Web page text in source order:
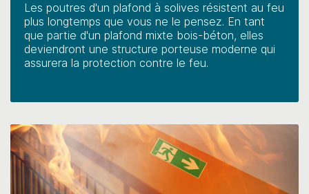
Les poutres d'un plafond à solives résistent au feu
plus longtemps que vous ne le pensez. En tant
que partie d'un plafond mixte bois-béton, elles
deviendront une structure porteuse moderne qui
assurera la protection contre le feu.